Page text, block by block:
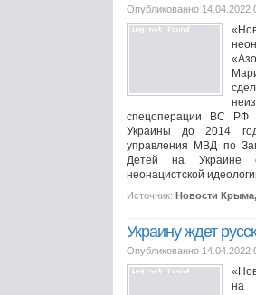
Опубликованно 14.04.2022
спецоперации ВС РФ
Украины до 2014
управления МВД по
Детей на Украине
неонацистской
Источник: Новости
Украину ждет
Опубликованно 14.04.2022
на